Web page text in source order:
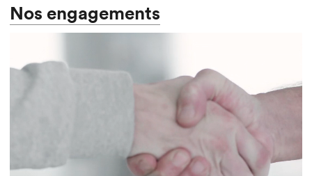
Nos engagements